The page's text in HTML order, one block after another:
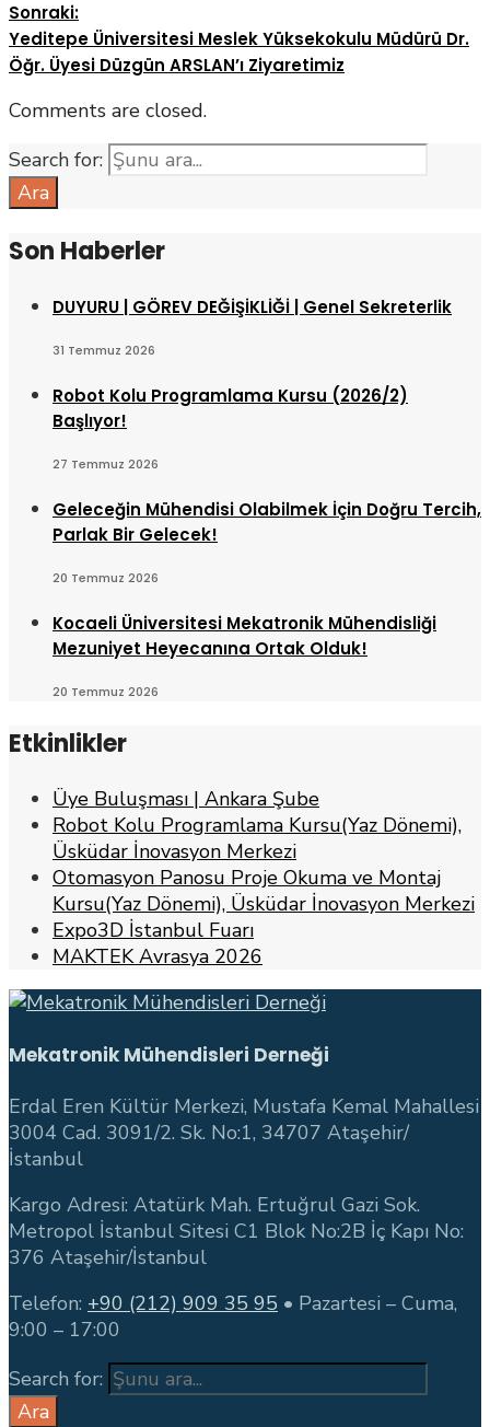
Sonraki:
Yeditepe Üniversitesi Meslek Yüksekokulu Müdürü Dr.
Öğr. Üyesi Düzgün ARSLAN’ı Ziyaretimiz
Comments are closed.
Search for:
Ara
Son Haberler
DUYURU | GÖREV DEĞİŞİKLİĞİ | Genel Sekreterlik
31 Temmuz 2026
Robot Kolu Programlama Kursu (2026/2)
Başlıyor!
27 Temmuz 2026
Geleceğin Mühendisi Olabilmek İçin Doğru Tercih,
Parlak Bir Gelecek!
20 Temmuz 2026
Kocaeli Üniversitesi Mekatronik Mühendisliği
Mezuniyet Heyecanına Ortak Olduk!
20 Temmuz 2026
Etkinlikler
Üye Buluşması | Ankara Şube
Robot Kolu Programlama Kursu(Yaz Dönemi),
Üsküdar İnovasyon Merkezi
Otomasyon Panosu Proje Okuma ve Montaj
Kursu(Yaz Dönemi), Üsküdar İnovasyon Merkezi
Expo3D İstanbul Fuarı
MAKTEK Avrasya 2026
Mekatronik Mühendisleri Derneği
Erdal Eren Kültür Merkezi, Mustafa Kemal Mahallesi
3004 Cad. 3091/2. Sk. No:1, 34707 Ataşehir/
İstanbul
Kargo Adresi: Atatürk Mah. Ertuğrul Gazi Sok.
Metropol İstanbul Sitesi C1 Blok No:2B İç Kapı No:
376 Ataşehir/İstanbul
Telefon: +90 (212) 909 35 95 • Pazartesi – Cuma,
9:00 – 17:00
Search for:
Ara